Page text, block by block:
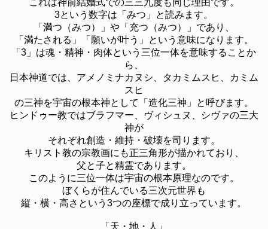
これは神前結婚式での三三九度も同じ理由です。
3という数字は「みつ」と読みます。
「満つ（みつ）」や「充つ（みつ）」であり、
「満たされる」「願いが叶う」という意味になります。
「3」は魂・精神・肉体という三位一体を意味することか
ら、
日本神道では、アメノミナカヌシ、タカミムスヒ、カミム
スヒ
の三神を宇宙の根本神として「造化三神」と呼びます。
ヒンドゥー教ではブラフマー、ヴィシュヌ、シヴァの三大
神が
それぞれ創造・維持・破壊を司ります。
キリスト教の宗教画にも正三角形が描かれており、
父と子と精霊であります。
このように三位一体は宇宙の根本原理なのです。
ぼくらが住んでいる三次元世界も
縦・横・高さという3つの座標で成り立っています。
「天・地・人」